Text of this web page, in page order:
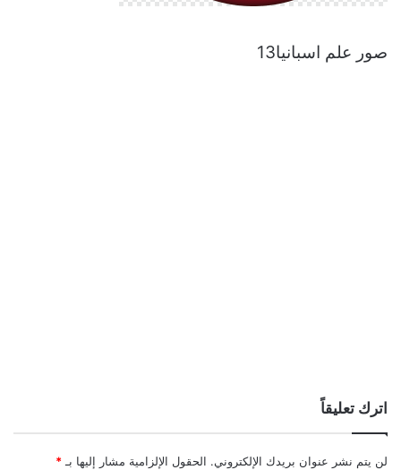
صور علم اسبانيا13
اترك تعليقاً
لن يتم نشر عنوان بريدك الإلكتروني. الحقول الإلزامية مشار إليها بـ *